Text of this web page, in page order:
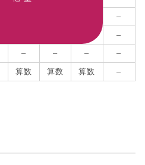
–
–
– – – –
算数 算数 算数 –